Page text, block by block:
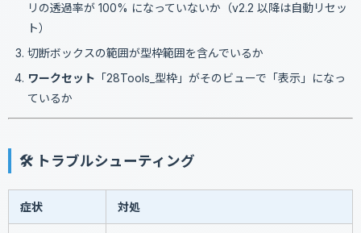
リの透過率が 100% になっていないか（v2.2 以降は自動リセッ
ト）
切断ボックスの範囲が型枠範囲を含んでいるか
ワークセット 「28Tools_型枠」がそのビューで「表示」になっ
ているか
🛠 トラブルシューティング
症状 対処